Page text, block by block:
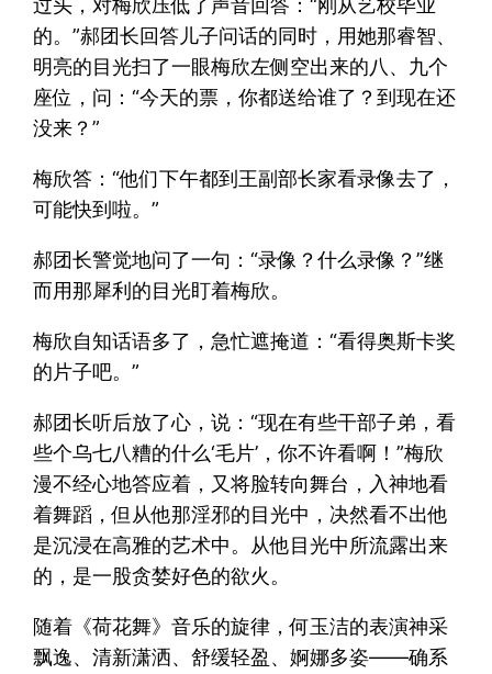
过头，对梅欣压低了声音回答：“刚从艺校毕业
的。”郝团长回答儿子问话的同时，用她那睿智、
明亮的目光扫了一眼梅欣左侧空出来的八、九个
座位，问：“今天的票，你都送给谁了？到现在还
没来？”
梅欣答：“他们下午都到王副部长家看录像去了，
可能快到啦。”
郝团长警觉地问了一句：“录像？什么录像？”继
而用那犀利的目光盯着梅欣。
梅欣自知话语多了，急忙遮掩道：“看得奥斯卡奖
的片子吧。”
郝团长听后放了心，说：“现在有些干部子弟，看
些个乌七八糟的什么‘毛片’，你不许看啊！”梅欣
漫不经心地答应着，又将脸转向舞台，入神地看
着舞蹈，但从他那淫邪的目光中，决然看不出他
是沉浸在高雅的艺术中。从他目光中所流露出来
的，是一股贪婪好色的欲火。
随着《荷花舞》音乐的旋律，何玉洁的表演神采
飘逸、清新潇洒、舒缓轻盈、婀娜多姿——确系